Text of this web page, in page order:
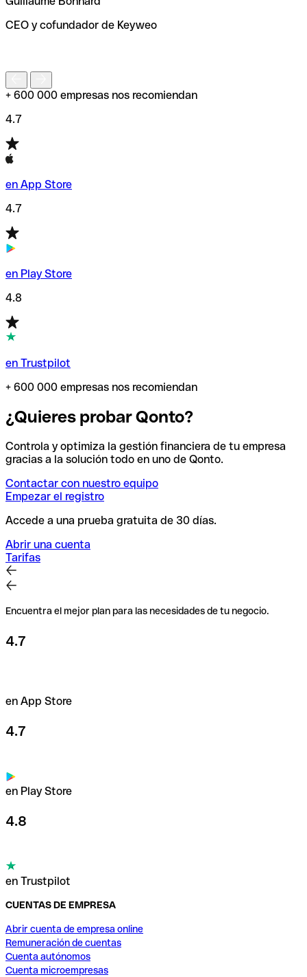
de enviar tu transferencia.
CEO y cofundador de Keyweo
+ 600 000 empresas nos recomiendan
4.7
en App Store
4.7
en Play Store
4.8
en Trustpilot
+ 600 000 empresas nos recomiendan
¿Quieres probar Qonto?
Controla y optimiza la gestión financiera de tu empresa
gracias a la solución todo en uno de Qonto.
Contactar con nuestro equipo
Empezar el registro
Accede a una prueba gratuita de 30 días.
Abrir una cuenta
Tarifas
Encuentra el mejor plan para las necesidades de tu negocio.
4.7
en App Store
4.7
en Play Store
4.8
en Trustpilot
CUENTAS DE EMPRESA
Abrir cuenta de empresa online
Remuneración de cuentas
Cuenta autónomos
Cuenta microempresas